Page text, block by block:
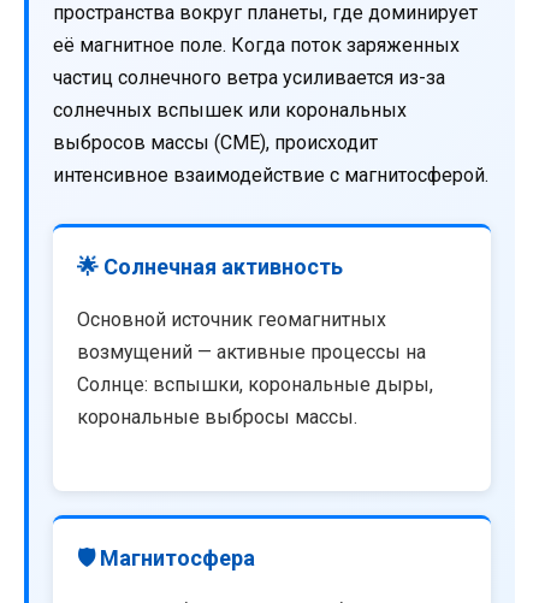
пространства вокруг планеты, где доминирует
её магнитное поле. Когда поток заряженных
частиц солнечного ветра усиливается из-за
солнечных вспышек или корональных
выбросов массы (CME), происходит
интенсивное взаимодействие с магнитосферой.
🌟 Солнечная активность
Основной источник геомагнитных
возмущений — активные процессы на
Солнце: вспышки, корональные дыры,
корональные выбросы массы.
🛡️ Магнитосфера